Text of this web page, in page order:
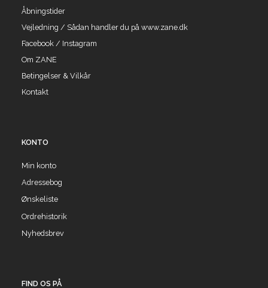
Åbningstider
Vejledning / Sådan handler du på www.zane.dk
Facebook / Instagram
Om ZANE
Betingelser & Vilkår
Kontakt
KONTO
Min konto
Adressebog
Ønskeliste
Ordrehistorik
Nyhedsbrev
FIND OS PÅ